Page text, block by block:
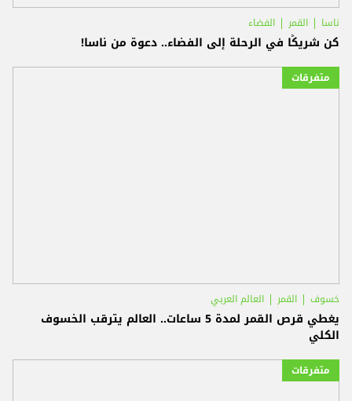
ناسا القمر الفضاء
كن شريكًا في الرحلة إلى الفضاء.. دعوة من ناسا!
متفرقات
خسوف القمر العالم العربي
يغطي قرص القمر لمدة 5 ساعات.. العالم يترقب الخسوف
الكلي
متفرقات